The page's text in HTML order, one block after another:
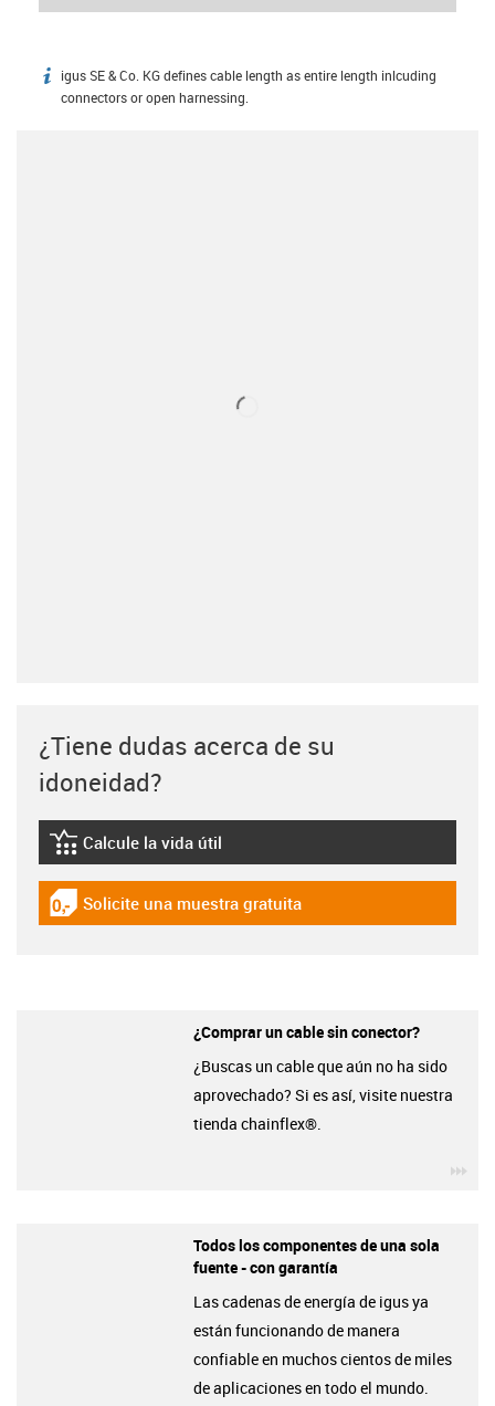
igus-icon-info
igus SE & Co. KG defines cable length as entire length inlcuding
connectors or open harnessing.
¿Tiene dudas acerca de su
idoneidad?
igus-icon-lebensdauerrechner
Calcule la vida útil
igus-icon-gratismuster
Solicite una muestra gratuita
¿Comprar un cable sin conector?
¿Buscas un cable que aún no ha sido
aprovechado? Si es así, visite nuestra
tienda chainflex®.
Todos los componentes de una sola
fuente - con garantía
Las cadenas de energía de igus ya
están funcionando de manera
confiable en muchos cientos de miles
de aplicaciones en todo el mundo.